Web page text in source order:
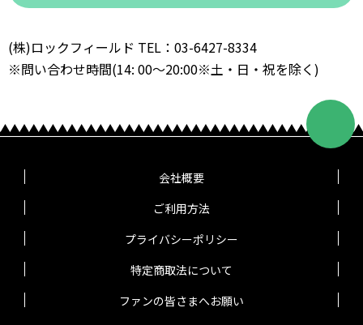
(株)ロックフィールド TEL：03-6427-8334
※問い合わせ時間(14: 00～20:00※土・日・祝を除く)
会社概要
ご利用方法
プライバシーポリシー
特定商取法について
ファンの皆さまへお願い